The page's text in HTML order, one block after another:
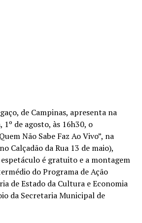
de Campinas, apresenta na
de agosto, às 16h30, o
Não Sabe Faz Ao Vivo”, na
Calçadão da Rua 13 de maio),
é gratuito e a montagem
do Programa de Ação
de Estado da Cultura e Economia
da Secretaria Municipal de